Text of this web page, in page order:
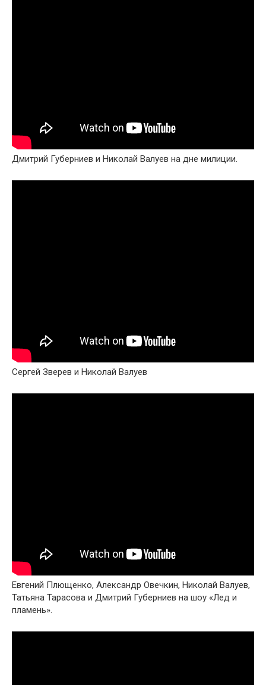
Дмитрий Губерниев и Николай Валуев на дне милиции.
Сергей Зверев и Николай Валуев
Евгений Плющенко, Александр Овечкин, Николай Валуев,
Татьяна Тарасова и Дмитрий Губерниев на шоу «Лед и
пламень».